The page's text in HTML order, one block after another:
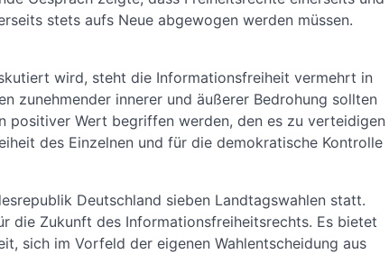
stets aufs Neue abgewogen werden müssen.
wird, steht die Informationsfreiheit vermehrt in
zunehmender innerer und äußerer Bedrohung sollten
positiver Wert begriffen werden, den es zu verteidigen
des Einzelnen und für die demokratische Kontrolle
Deutschland sieben Landtagswahlen statt.
die Zukunft des Informationsfreiheitsrechts. Es bietet
sich im Vorfeld der eigenen Wahlentscheidung aus